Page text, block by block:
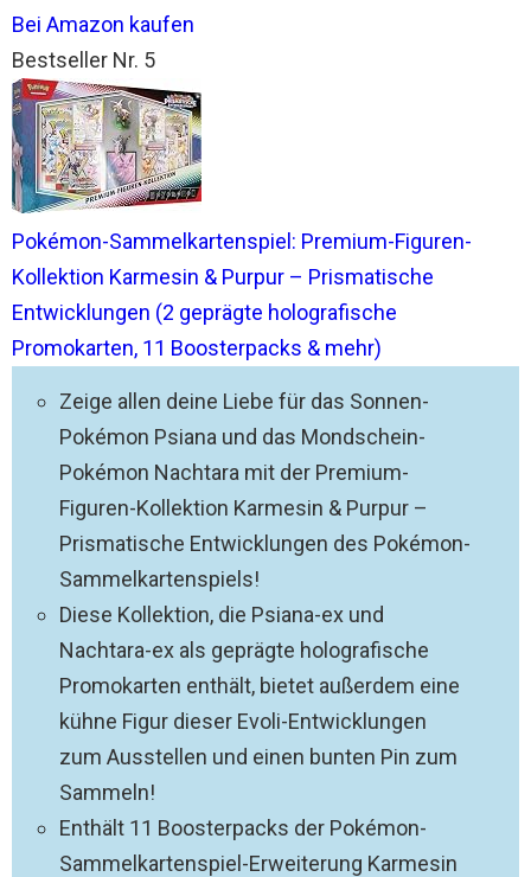
Bei Amazon kaufen
Bestseller Nr. 5
Pokémon-Sammelkartenspiel: Premium-Figuren-
Kollektion Karmesin & Purpur – Prismatische
Entwicklungen (2 geprägte holografische
Promokarten, 11 Boosterpacks & mehr)
Zeige allen deine Liebe für das Sonnen-
Pokémon Psiana und das Mondschein-
Pokémon Nachtara mit der Premium-
Figuren-Kollektion Karmesin & Purpur –
Prismatische Entwicklungen des Pokémon-
Sammelkartenspiels!
Diese Kollektion, die Psiana-ex und
Nachtara-ex als geprägte holografische
Promokarten enthält, bietet außerdem eine
kühne Figur dieser Evoli-Entwicklungen
zum Ausstellen und einen bunten Pin zum
Sammeln!
Enthält 11 Boosterpacks der Pokémon-
Sammelkartenspiel-Erweiterung Karmesin